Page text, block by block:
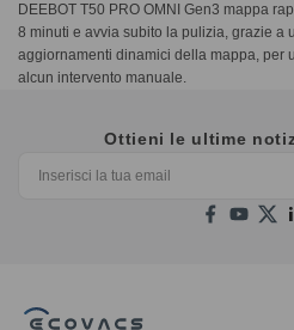
DEEBOT T50 PRO OMNI Gen3 mappa
8 minuti e avvia subito la pulizia, grazie a
aggiornamenti dinamici della mappa, per
alcun intervento manuale.
Ottieni le ultime